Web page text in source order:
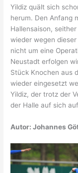
Yildiz quält sich
herum. Den Anfang
Hallensaison,
wieder wegen
nicht um eine
Neustadt erfolgen
Stück Knochen aus
wieder eingesetzt
Yildiz, der trotz der
der Halle auf sich
Autor: Johannes